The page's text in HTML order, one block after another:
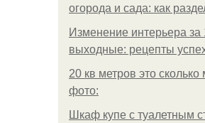
огорода и сада: как
Изменение интерьера за
выходные: рецепты
20 кв метров это
фото:
Шкаф купе с туалетным